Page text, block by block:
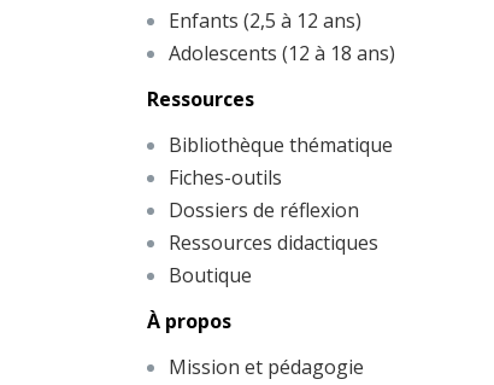
Enfants (2,5 à 12 ans)
Adolescents (12 à 18 ans)
Ressources
Bibliothèque thématique
Fiches-outils
Dossiers de réflexion
Ressources didactiques
Boutique
À propos
Mission et pédagogie